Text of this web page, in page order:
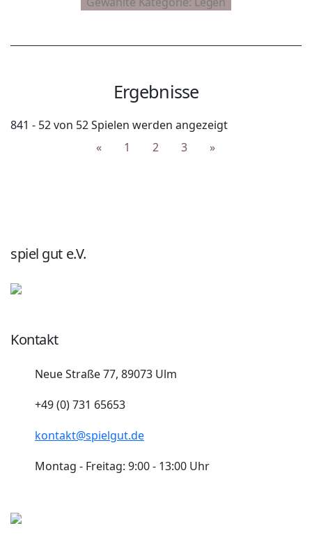
Ergebnisse
841 - 52 von 52 Spielen werden angezeigt
«
1 2 3 »
spiel gut e.V.
Kontakt
Neue Straße 77, 89073 Ulm
+49 (0) 731 65653
kontakt@spielgut.de
Montag - Freitag: 9:00 - 13:00 Uhr